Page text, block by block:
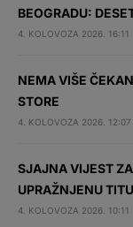
BEOGRADU:
4. KOLOVOZA 2026. 16:11
NEMA VIŠE
STORE
4. KOLOVOZA 2026. 12:07
SJAJNA VIJEST
UPRAŽNJENU
4. KOLOVOZA 2026. 10:11